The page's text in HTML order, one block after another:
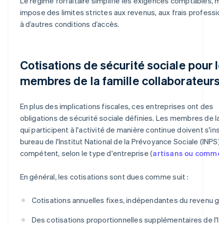
impose des limites strictes aux revenus, aux frais
à d’autres conditions d’accès.
Cotisations de sécurité sociale pour
membres de la famille
En plus des implications fiscales, ces entreprises ont des
obligations de sécurité sociale définies. Les membres de
qui participent à l'activité de manière continue doivent
bureau de l'Institut National de la Prévoyance Sociale
compétent, selon le type d'entreprise (artisans ou
En général, les cotisations sont dues comme suit :
Cotisations annuelles fixes, indépendantes du revenu
Des cotisations proportionnelles supplémentaires de